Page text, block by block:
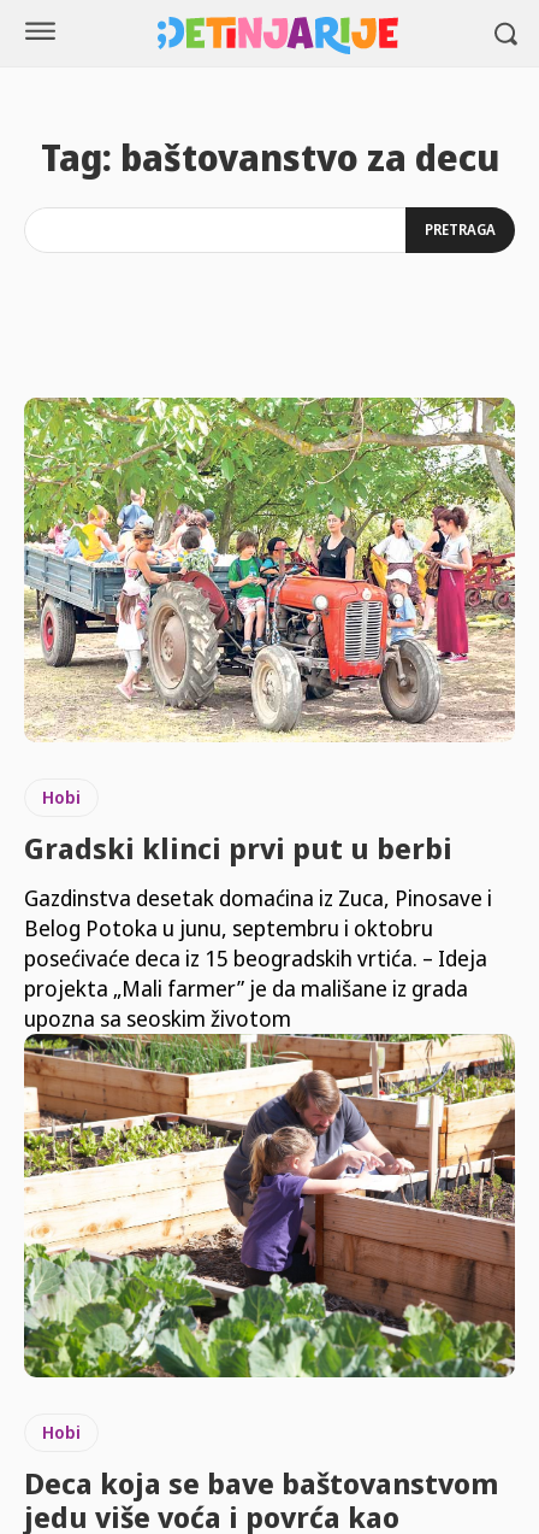
Tag: baštovanstvo za decu
PRETRAGA
Hobi
Gradski klinci prvi put u berbi
Gazdinstva desetak domaćina iz Zuca, Pinosave i
Belog Potoka u junu, septembru i oktobru
posećivaće deca iz 15 beogradskih vrtića. – Ideja
projekta „Mali farmer” je da mališane iz grada
upozna sa seoskim životom
Hobi
Deca koja se bave baštovanstvom
jedu više voća i povrća kao